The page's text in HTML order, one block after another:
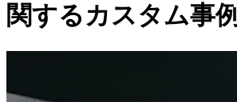
関するカスタム事例